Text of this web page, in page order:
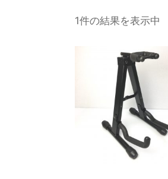
1件の結果を表示中